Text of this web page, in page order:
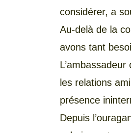
considérer, a
Au-delà de la
avons tant
les relations
présence
Depuis